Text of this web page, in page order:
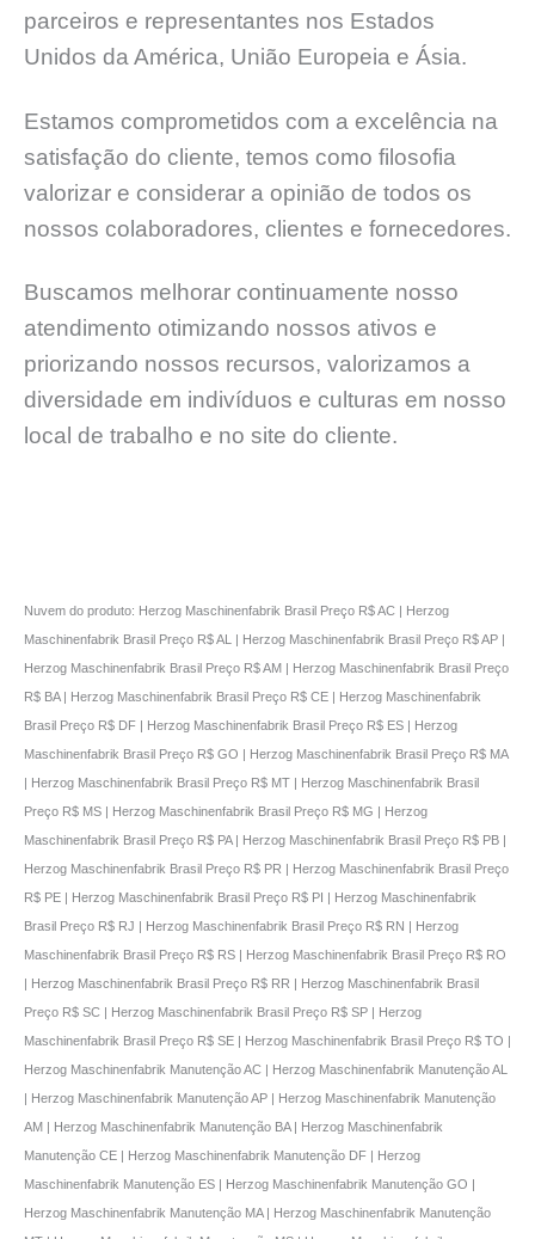
parceiros e representantes nos Estados
Unidos da América, União Europeia e Ásia.
Estamos comprometidos com a excelência na
satisfação do cliente, temos como filosofia
valorizar e considerar a opinião de todos os
nossos colaboradores, clientes e fornecedores.
Buscamos melhorar continuamente nosso
atendimento otimizando nossos ativos e
priorizando nossos recursos, valorizamos a
diversidade em indivíduos e culturas em nosso
local de trabalho e no site do cliente.
Nuvem do produto: Herzog Maschinenfabrik Brasil Preço R$ AC | Herzog
Maschinenfabrik Brasil Preço R$ AL | Herzog Maschinenfabrik Brasil Preço R$ AP |
Herzog Maschinenfabrik Brasil Preço R$ AM | Herzog Maschinenfabrik Brasil Preço
R$ BA | Herzog Maschinenfabrik Brasil Preço R$ CE | Herzog Maschinenfabrik
Brasil Preço R$ DF | Herzog Maschinenfabrik Brasil Preço R$ ES | Herzog
Maschinenfabrik Brasil Preço R$ GO | Herzog Maschinenfabrik Brasil Preço R$ MA
| Herzog Maschinenfabrik Brasil Preço R$ MT | Herzog Maschinenfabrik Brasil
Preço R$ MS | Herzog Maschinenfabrik Brasil Preço R$ MG | Herzog
Maschinenfabrik Brasil Preço R$ PA | Herzog Maschinenfabrik Brasil Preço R$ PB |
Herzog Maschinenfabrik Brasil Preço R$ PR | Herzog Maschinenfabrik Brasil Preço
R$ PE | Herzog Maschinenfabrik Brasil Preço R$ PI | Herzog Maschinenfabrik
Brasil Preço R$ RJ | Herzog Maschinenfabrik Brasil Preço R$ RN | Herzog
Maschinenfabrik Brasil Preço R$ RS | Herzog Maschinenfabrik Brasil Preço R$ RO
| Herzog Maschinenfabrik Brasil Preço R$ RR | Herzog Maschinenfabrik Brasil
Preço R$ SC | Herzog Maschinenfabrik Brasil Preço R$ SP | Herzog
Maschinenfabrik Brasil Preço R$ SE | Herzog Maschinenfabrik Brasil Preço R$ TO |
Herzog Maschinenfabrik Manutenção AC | Herzog Maschinenfabrik Manutenção AL
| Herzog Maschinenfabrik Manutenção AP | Herzog Maschinenfabrik Manutenção
AM | Herzog Maschinenfabrik Manutenção BA | Herzog Maschinenfabrik
Manutenção CE | Herzog Maschinenfabrik Manutenção DF | Herzog
Maschinenfabrik Manutenção ES | Herzog Maschinenfabrik Manutenção GO |
Herzog Maschinenfabrik Manutenção MA | Herzog Maschinenfabrik Manutenção